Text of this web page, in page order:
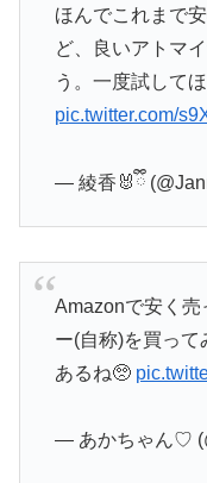
ほんでこれまで
ど、良いアトマ
う。一度試してほ
pic.twitter.com/
— 綾香🐰ྀི
Amazonで安く
ー(自称)を買っ
あるね🥺
— あかちゃん♡